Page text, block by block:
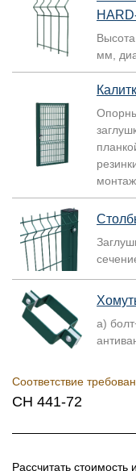
мм,
а)
Соответствие
СН 441-72
Рассчитать